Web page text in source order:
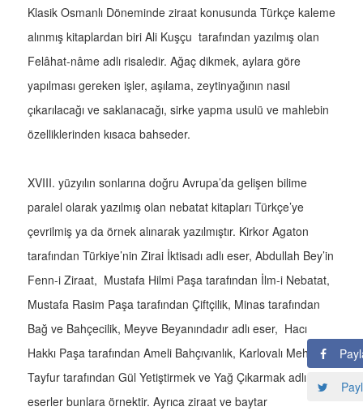
Klasik Osmanlı Döneminde ziraat konusunda Türkçe kaleme
alınmış kitaplardan biri Ali Kuşçu tarafından yazılmış olan
Felâhat-nâme adlı risaledir. Ağaç dikmek, aylara göre
yapılması gereken işler, aşılama, zeytinyağının nasıl
çıkarılacağı ve saklanacağı, sirke yapma usulü ve mahlebin
özelliklerinden kısaca bahseder.
XVIII. yüzyılın sonlarına doğru Avrupa’da gelişen bilime
paralel olarak yazılmış olan nebatat kitapları Türkçe’ye
çevrilmiş ya da örnek alınarak yazılmıştır. Kirkor Agaton
tarafından Türkiye’nin Zirai İktisadı adlı eser, Abdullah Bey’in
Fenn-i Ziraat, Mustafa Hilmi Paşa tarafından İlm-i Nebatat,
Mustafa Rasim Paşa tarafından Çiftçilik, Minas tarafından
Bağ ve Bahçecilik, Meyve Beyanındadır adlı eser, Hacı
Hakkı Paşa tarafından Ameli Bahçıvanlık, Karlovalı Mehmet
Tayfur tarafından Gül Yetiştirmek ve Yağ Çıkarmak adlı
eserler bunlara örnektir. Ayrıca ziraat ve baytar